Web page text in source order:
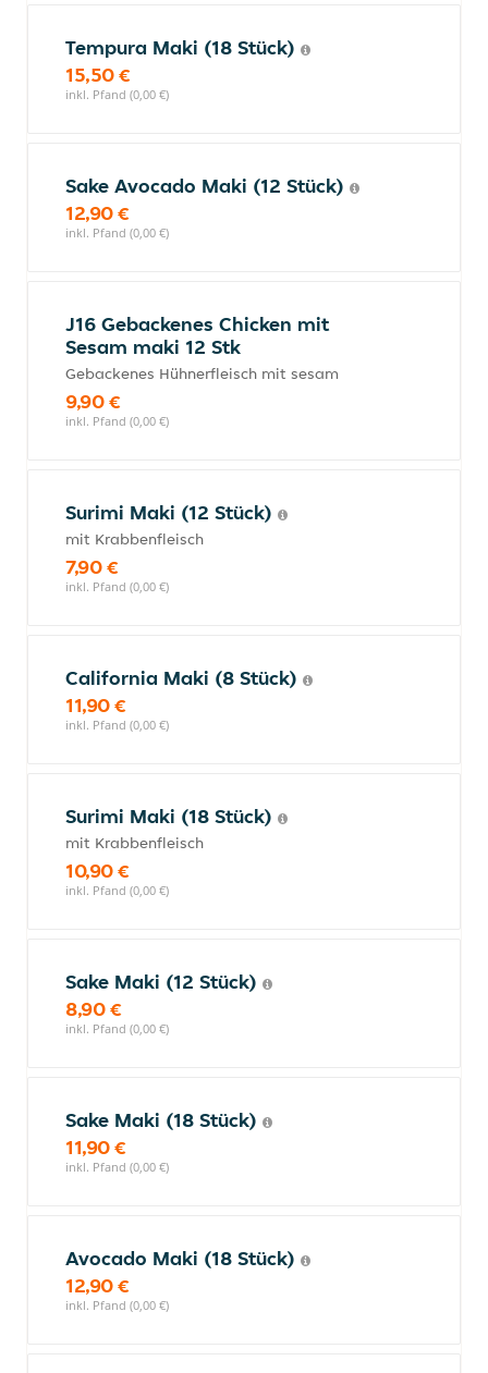
Tempura Maki (18 Stück)
15,50 €
inkl. Pfand (0,00 €)
Sake Avocado Maki (12 Stück)
12,90 €
inkl. Pfand (0,00 €)
J16 Gebackenes Chicken mit
Sesam maki 12 Stk
Gebackenes Hühnerfleisch mit sesam
9,90 €
inkl. Pfand (0,00 €)
Surimi Maki (12 Stück)
mit Krabbenfleisch
7,90 €
inkl. Pfand (0,00 €)
California Maki (8 Stück)
11,90 €
inkl. Pfand (0,00 €)
Surimi Maki (18 Stück)
mit Krabbenfleisch
10,90 €
inkl. Pfand (0,00 €)
Sake Maki (12 Stück)
8,90 €
inkl. Pfand (0,00 €)
Sake Maki (18 Stück)
11,90 €
inkl. Pfand (0,00 €)
Avocado Maki (18 Stück)
12,90 €
inkl. Pfand (0,00 €)